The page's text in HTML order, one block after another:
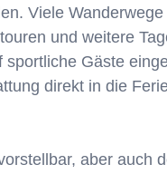
Viele
und weitere
Gäste
direkt in die
aber auch